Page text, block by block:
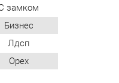
своим мнением.